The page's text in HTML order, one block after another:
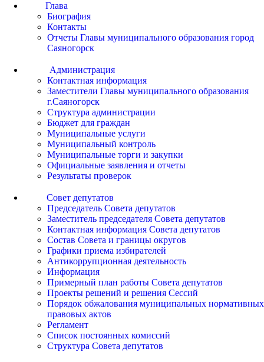
Глава
Биография
Контакты
Отчеты Главы муниципального образования город
Саяногорск
Администрация
Контактная информация
Заместители Главы муниципального образования
г.Саяногорск
Структура администрации
Бюджет для граждан
Муниципальные услуги
Муниципальный контроль
Муниципальные торги и закупки
Официальные заявления и отчеты
Результаты проверок
Совет депутатов
Председатель Совета депутатов
Заместитель председателя Совета депутатов
Контактная информация Совета депутатов
Состав Совета и границы округов
Графики приема избирателей
Антикоррупционная деятельность
Информация
Примерный план работы Совета депутатов
Проекты решений и решения Сессий
Порядок обжалования муниципальных нормативных
правовых актов
Регламент
Список постоянных комиссий
Структура Совета депутатов